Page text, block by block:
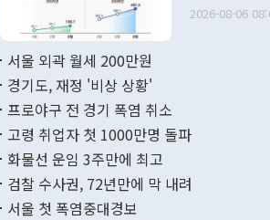
다. [정동영 통일부 장관이 지난달 23일 오후 서울 종로구 정부서울청사에
무너졌다고
함께 4자 대
료=한국은행] 한국은행이 6일 발표한 '2026년 6월 국제수지(잠정)'
며 월간 기
196.9% 급
수출은
2026-08-06
서울 외곽 월세 200만원
경기도, 재정 '비상 상황'
프로야구 전 경기 폭염 취소
고령 취업자 첫 1000만명 돌파
화물선 운임 3주만에 최고
검찰 수사권, 72년만에 막 내려
서울 첫 폭염중대경보